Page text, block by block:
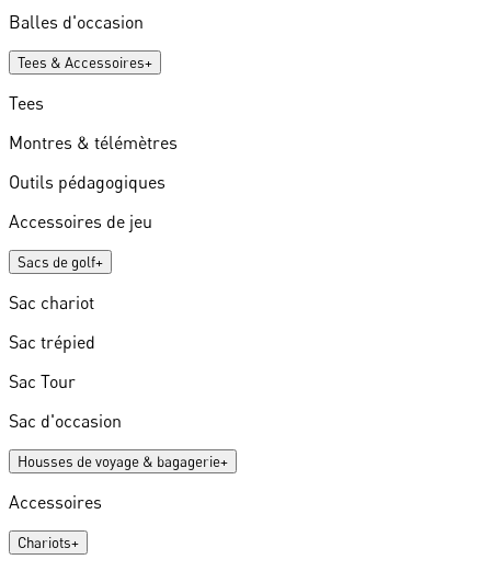
Balles d'occasion
Tees & Accessoires+
Tees
Montres & télémètres
Outils pédagogiques
Accessoires de jeu
Sacs de golf+
Sac chariot
Sac trépied
Sac Tour
Sac d'occasion
Housses de voyage & bagagerie+
Accessoires
Chariots+